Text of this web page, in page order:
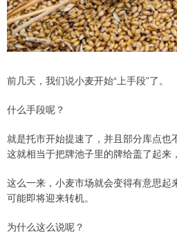
前几天，我们说小麦开始“上手段”了。
什么手段呢？
就是托市开始提速了，并且部分库点也
这就相当于把牌池子里的牌给盖了起来
这么一来，小麦市场就会变得有意思起
可能即将迎来转机。
为什么这么说呢？